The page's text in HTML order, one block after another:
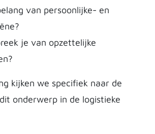
van persoonlijke- en
je van opzettelijke
kijken we specifiek naar de
onderwerp in de logistieke